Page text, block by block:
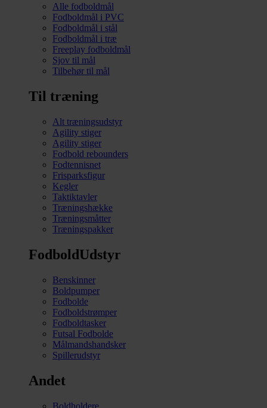
Alle fodboldmål
Fodboldmål i PVC
Fodboldmål i stål
Fodboldmål i træ
Freeplay fodboldmål
Sjov til mål
Tilbehør til mål
Til træning
Alt træningsudstyr
Agility stiger
Agility stiger
Fodbold rebounders
Fodtennisnet
Frisparksfigur
Kegler
Taktiktavler
Træningshække
Træningsmåtter
Træningspakker
FodboldUdstyr
Benskinner
Boldpumper
Fodbolde
Fodboldstrømper
Fodboldtasker
Futsal Fodbolde
Målmandshandsker
Spillerudstyr
Andet
Boldholdere